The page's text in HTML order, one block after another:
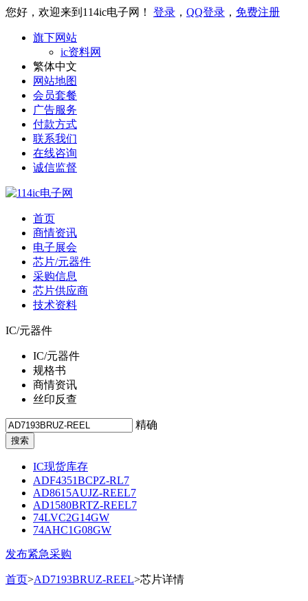
您好，欢迎来到114ic电子网！ 登录 ， QQ登录 ， 免费注册
旗下网站
ic资料网
繁体中文
网站地图
会员套餐
广告服务
付款方式
联系我们
在线咨询
诚信监督
首页
商情资讯
电子展会
芯片/元器件
采购信息
芯片供应商
技术资料
IC/元器件
IC/元器件
规格书
商情资讯
丝印反查
精确
IC现货库存
ADF4351BCPZ-RL7
AD8615AUJZ-REEL7
AD1580BRTZ-REEL7
74LVC2G14GW
74AHC1G08GW
发布紧急采购
首页>AD7193BRUZ-REEL>芯片详情